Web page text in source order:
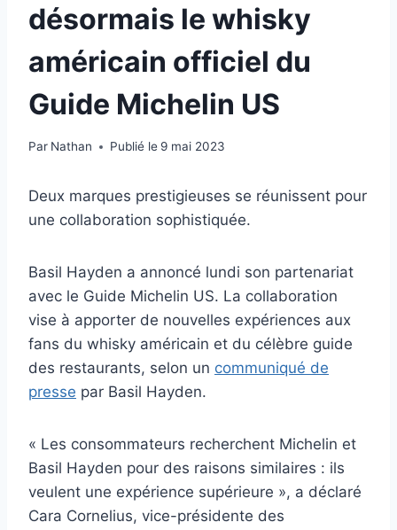
désormais le whisky
américain officiel du
Guide Michelin US
Par Nathan Publié le 9 mai 2023
Deux marques prestigieuses se réunissent pour
une collaboration sophistiquée.
Basil Hayden a annoncé lundi son partenariat
avec le Guide Michelin US. La collaboration
vise à apporter de nouvelles expériences aux
fans du whisky américain et du célèbre guide
des restaurants, selon un communiqué de
presse par Basil Hayden.
« Les consommateurs recherchent Michelin et
Basil Hayden pour des raisons similaires : ils
veulent une expérience supérieure », a déclaré
Cara Cornelius, vice-présidente des